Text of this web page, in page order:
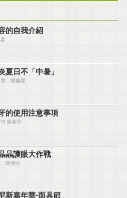
的自我介紹
夏⽇不「中暑」
、陳姵穎
的使用注意事項
黃裴宇
晶護眼大作戰
隨便啦
斯嘉年華-面具節